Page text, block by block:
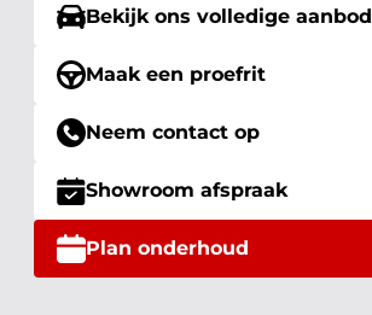
Bekijk ons volledige aanbod
Maak een proefrit
Neem contact op
Showroom afspraak
Plan onderhoud